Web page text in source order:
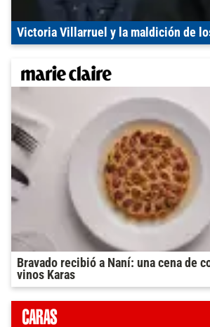
Victoria Villarruel y la maldición de
Bravado recibió a Naní: una cena de
vinos Karas